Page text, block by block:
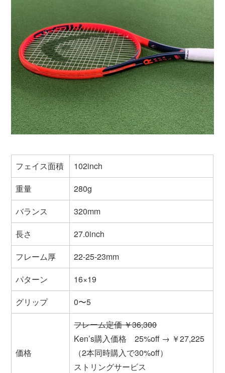
フェイス面積
102inch
重量
280g
バランス
320mm
長さ
27.0inch
フレーム厚
22-25-23mm
パターン
16×19
グリップ
0〜5
価格
フレーム定価 ￥36,300
Ken’s購入価格 25%off → ￥27,225
（2本同時購入で30%off）
ストリングサービス